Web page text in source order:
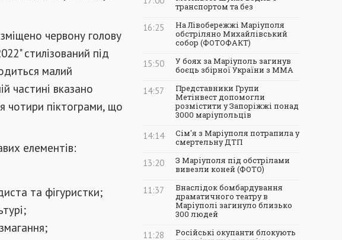
червону голову
стилізований під
малий
частині вказано
чотири піктограми, що
елементів:
та фігуристки;
транспортом та без
16:25
На Лівобережжі Маріуполя
обстріляно Михайлівський
собор (ФОТОФАКТ)
15:50
У боях за Маріуполь загинув
боєць збірної України з ММА
14:57
Представники Групи
Метінвест допомогли
розмістити у Запоріжжі понад
3000 маріупольців
14:14
Сім'я з Маріуполя потрапила у
смертельну ДТП
13:20
З Маріуполя під обстрілами
вивезли коней (ФОТО)
11:37
Внаслідок бомбардування
драматичного театру в
Маріуполі загинуло близько
300 людей
11:28
Російські окупанти блокують